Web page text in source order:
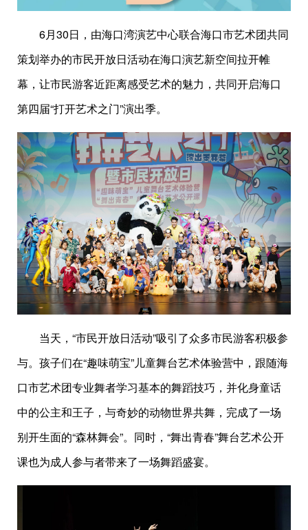
6月30日，由海口湾演艺中心联合海口市艺术团共同
策划举办的市民开放日活动在海口演艺新空间拉开帷
幕，让市民游客近距离感受艺术的魅力，共同开启海口
第四届“打开艺术之门”演出季。
当天，“市民开放日活动”吸引了众多市民游客积极参
与。孩子们在“趣味萌宝”儿童舞台艺术体验营中，跟随海
口市艺术团专业舞者学习基本的舞蹈技巧，并化身童话
中的公主和王子，与奇妙的动物世界共舞，完成了一场
别开生面的“森林舞会”。同时，“舞出青春”舞台艺术公开
课也为成人参与者带来了一场舞蹈盛宴。